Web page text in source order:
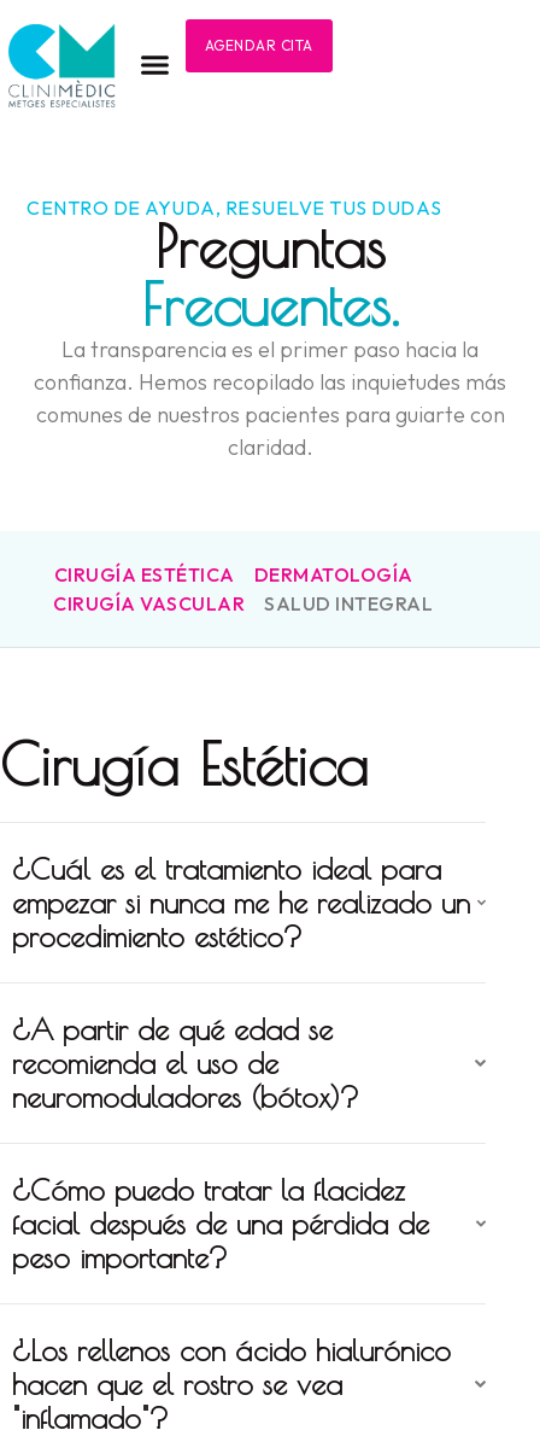
AGENDAR CITA
CENTRO DE AYUDA, RESUELVE TUS DUDAS
Preguntas
Frecuentes.
La transparencia es el primer paso hacia la
confianza. Hemos recopilado las inquietudes más
comunes de nuestros pacientes para guiarte con
claridad.
CIRUGÍA ESTÉTICA
DERMATOLOGÍA
CIRUGÍA VASCULAR
SALUD INTEGRAL
Cirugía Estética
¿Cuál es el tratamiento ideal para
empezar si nunca me he realizado un
procedimiento estético?
¿A partir de qué edad se
recomienda el uso de
neuromoduladores (bótox)?
¿Cómo puedo tratar la flacidez
facial después de una pérdida de
peso importante?
¿Los rellenos con ácido hialurónico
hacen que el rostro se vea
"inflamado"?